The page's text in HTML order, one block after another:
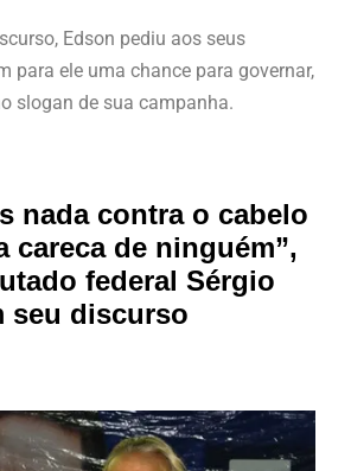
Edson pediu aos seus
para ele uma chance para governar,
slogan de sua campanha.
nada contra o cabelo
careca de ninguém”,
federal Sérgio
seu discurso